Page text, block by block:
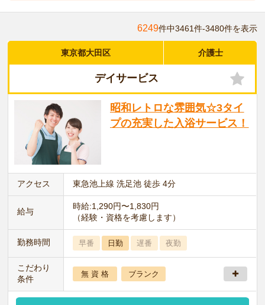
6249件中3461件-3480件を表示
東京都大田区 介護士
デイサービス
昭和レトロな雰囲気☆3タイ
プの充実した入浴サービス！
アクセス 東急池上線 洗足池 徒歩 4分
給与
時給:1,290円〜1,830円
（経験・資格を考慮します）
勤務時間 早番 日勤 遅番 夜勤
こだわり
条件
無 資 格 ブランク